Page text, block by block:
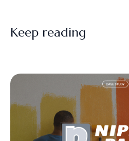
Keep reading